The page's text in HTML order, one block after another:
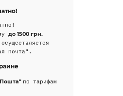
до 1500 грн.
Почта".
по тарифам